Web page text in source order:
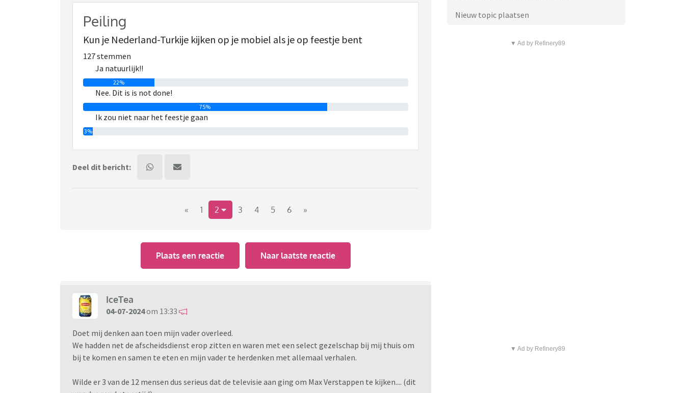
staan. En elk feestje, (als leerkracht verplicht aanwezig zijn op de) musicalavond op school of
gepland etentje krijgt van mij een 'is goed, mits Nederland niet speelt' als antwoord.
Maar qua bruiloft vind ik het lastig. Nu is zaterdag de kwartfinale tegen Turkije en je zal maar als
gast op een bruilof of ander feestje zitten. Hoe denk jij hierover? Kun je het maken om voetbal te
kijken?
Peiling
Kun je Nederland-Turkije kijken op je mobiel als je op feestje bent
127 stemmen
Ja natuurlijk!!
22%
Nee. Dit is is not done!
75%
Ik zou niet naar het feestje gaan
3%
Deel dit bericht:
« 1 2 3 4 5 6 »
Plaats een reactie Naar laatste reactie
IceTea
04-07-2024om 13:33
Doet mij denken aan toen mijn vader overleed.
We hadden net de afscheidsdienst erop zitten en waren met een select gezelschap bij mij thuis om
bij te komen en samen te eten en mijn vader te herdenken met allemaal verhalen.
Wilde er 3 van de 12 mensen dus serieus dat de televisie aan ging om Max Verstappen te kijken.... (dit
Nieuw topic plaatsen
▼ Ad by Refinery89
▼ Ad by Refinery89